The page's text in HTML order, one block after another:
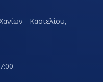
- Καστελίου,